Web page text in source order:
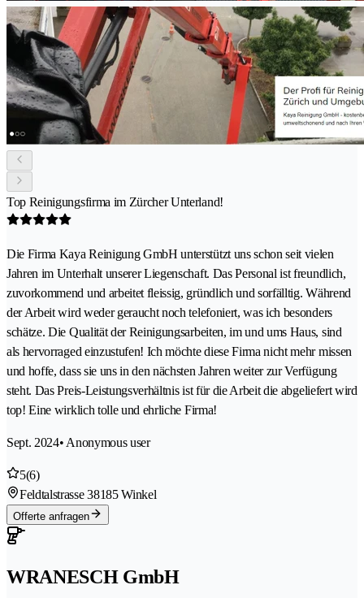
Top Reinigungsfirma im Zürcher Unterland!
Die Firma Kaya Reinigung GmbH unterstützt uns schon seit vielen
Jahren im Unterhalt unserer Liegenschaft. Das Personal ist freundlich,
zuvorkommend und arbeitet fleissig, gründlich und sorfälltig. Während
der Arbeit wird weder geraucht noch telefoniert, was ich besonders
schätze. Die Qualität der Reinigungsarbeiten, im und ums Haus, sind
als hervorraged einzustufen! Ich möchte diese Firma nicht mehr missen
und hoffe, dass sie uns in den nächsten Jahren weiter zur Verfügung
steht. Das Preis-Leistungsverhältnis ist für die Arbeit die abgeliefert wird
top! Eine wirklich tolle und ehrliche Firma!
Sept. 2024• Anonymous user
5(6)
Feldtalstrasse 38185 Winkel
Offerte anfragen
WRANESCH GmbH